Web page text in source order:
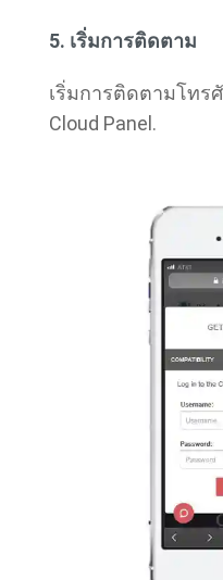
5. เริ่มการติดตาม
เริ่มการติดตามโทร
Cloud Panel.